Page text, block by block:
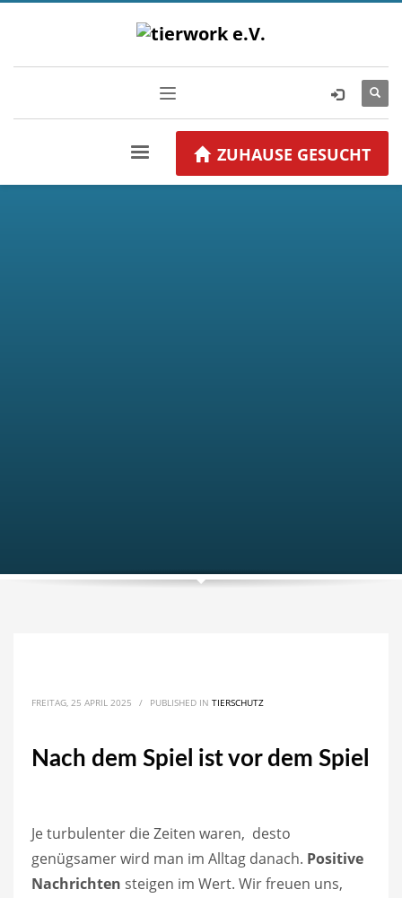
ZUHAUSE GESUCHT
FREITAG, 25 APRIL 2025 / PUBLISHED IN TIERSCHUTZ
Nach dem Spiel ist vor dem Spiel
Je turbulenter die Zeiten waren, desto
genügsamer wird man im Alltag danach. Positive
Nachrichten steigen im Wert. Wir freuen uns,